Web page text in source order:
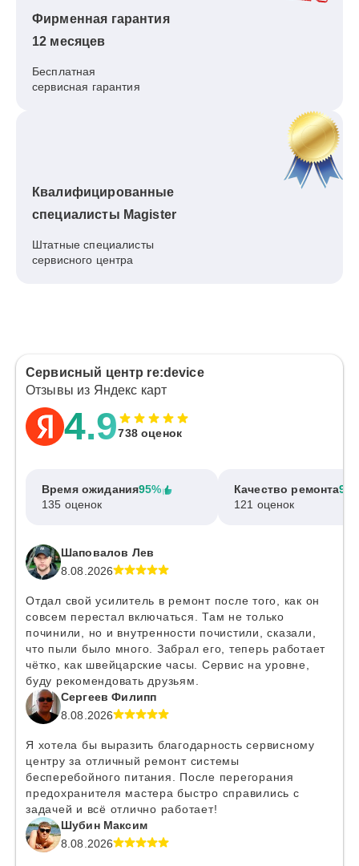
Фирменная гарантия
12 месяцев
Бесплатная
сервисная гарантия
Квалифицированные
специалисты Magister
Штатные специалисты
сервисного центра
Сервисный центр re:device
Отзывы из Яндекс карт
4.9738 оценок
Время ожидания95%
135 оценок
Качество ремонта
121 оценок
Шаповалов Лев
8.08.2026
Отдал свой усилитель в ремонт после того, как он
совсем перестал включаться. Там не только
починили, но и внутренности почистили, сказали,
что пыли было много. Забрал его, теперь работает
чётко, как швейцарские часы. Сервис на уровне,
буду рекомендовать друзьям.
Сергеев Филипп
8.08.2026
Я хотела бы выразить благодарность сервисному
центру за отличный ремонт системы
бесперебойного питания. После перегорания
предохранителя мастера быстро справились с
задачей и всё отлично работает!
Шубин Максим
8.08.2026